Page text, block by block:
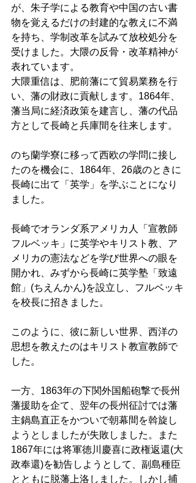
が、朱子学による教育や中国の古い書
物を覚えるだけの封建的な教えに不満
を持ち、学制改革を試みて放校処分を
受けました。大隈の反骨・改革精神が
表れています。
大隈重信は、肥前藩にて貿易業務を行
い、藩の財政に貢献します。1864年、
藩当局に経済政策を建言し、藩の代品
方として長崎と兵庫間を往来します。
のち蘭学寮に移って西欧の学問に接し
たのを機会に、1864年、26歳のときに
長崎に出て「英学」を学ぶことになり
ました。
長崎でオランダ系アメリカ人「宣教師
フルベッキ」に英学やキリスト教、ア
メリカの憲法などを学び世界への眼を
開かれ、みずから長崎に英学塾「致遠
館」(ちえんかん)を設立し、フルベッキ
を校長に招きました。
このように、彼に新しい世界、西洋の
思想を教えたのはキリスト教宣教師で
した。
一方、1863年の下関外国船砲撃で長州
藩援助を企て、翌年の長州征討では藩
主鍋島直正をかついで朝幕間を斡旋し
ようとしましたが失敗しました。また
1867年には将軍徳川慶喜に政権返還(大
政奉還)を勧告しようとして、副島種臣
とともに脱藩上洛しました。しかし捕